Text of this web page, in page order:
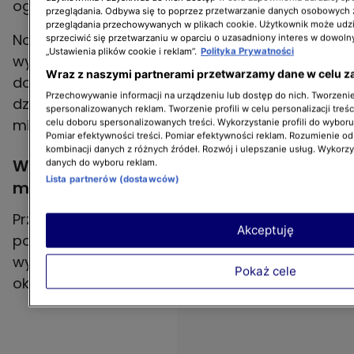
ograniczające hałas.
Nowelizacja ustawy jest również pierwszym
wyraźnym sygnałem, że ustawodawcy
dostrzegają narastający konflikt pomiędzy
działalnością torów a zabudową
mieszkaniową powstającą w ich sąsiedztwie.
Właściciele torów chcą porozumienia z
mieszkańcami
Przedstawiciele środowiska motorsportowego
podkreślają, że zależy im przede wszystkim na
wypracowaniu kompromisu z mieszkańcami
okolicznych terenów.
przeglądania. Odbywa się to poprzez przetwarzanie danych osobowych
przeglądania przechowywanych w plikach cookie. Użytkownik może
sprzeciwić się przetwarzaniu w oparciu o uzasadniony interes w
„Ustawienia plików cookie i reklam”. Polityka Prywatności
Wraz z naszymi partnerami przetwarzamy dane w celu
Przechowywanie informacji na urządzeniu lub dostęp do nich.
spersonalizowanych reklam. Tworzenie profili w celu personalizacji
celu doboru spersonalizowanych treści. Wykorzystanie profili do
Pomiar efektywności treści. Pomiar efektywności reklam. Rozumienie
kombinacji danych z różnych źródeł. Rozwój i ulepszanie usług.
danych do wyboru reklam.
Lista partnerów (dostawców)
Pokaż cele
Akceptuję